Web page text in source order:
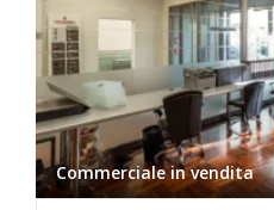
Commerciale invendita